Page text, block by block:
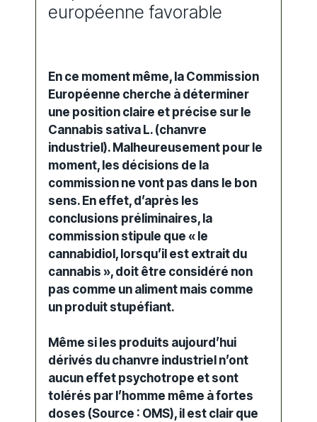
européenne favorable
En ce moment même, la Commission
Européenne cherche à déterminer
une position claire et précise sur le
Cannabis sativa L. (chanvre
industriel). Malheureusement pour le
moment, les décisions de la
commission ne vont pas dans le bon
sens. En effet, d’après les
conclusions préliminaires, la
commission stipule que « le
cannabidiol, lorsqu’il est extrait du
cannabis », doit être considéré non
pas comme un aliment mais comme
un produit stupéfiant.
Même si les produits aujourd’hui
dérivés du chanvre industriel n’ont
aucun effet psychotrope et sont
tolérés par l’homme même à fortes
doses (Source : OMS), il est clair que